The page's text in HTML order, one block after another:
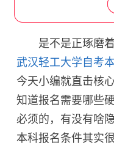
是不是正琢磨着
武汉轻工大学自考
今天小编就直击核
知道报名需要哪些
必须的，有没有啥
本科报名条件其实